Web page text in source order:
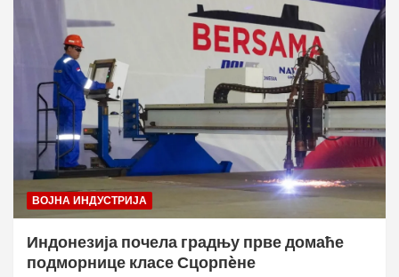
ВОЈНА ИНДУСТРИЈА
Индонезија почела градњу прве домаће
подморнице класе Сцорпèне